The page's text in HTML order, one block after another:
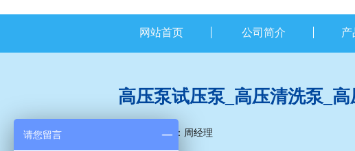
网站首页 公司简介 产
高压泵试压泵_高压清洗泵_
联系人：周经理
请您留言